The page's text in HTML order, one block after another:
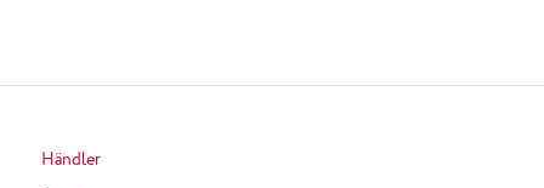
Händler